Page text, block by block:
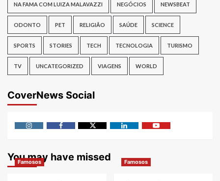
NA FAMA COM LUIZA MALAVAZZI NEGÓCIOS NEWSBEAT
ODONTO PET RELIGIÃO SAÚDE SCIENCE
SPORTS STORIES TECH TECNOLOGIA TURISMO
TV UNCATEGORIZED VIAGENS WORLD
CoverNews Social
You may have missed
Famosos Famosos